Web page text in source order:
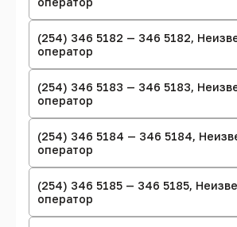
(254) 346 5182 — 346 5182,
оператор
(254) 346 5183 — 346 5183,
оператор
(254) 346 5184 — 346 5184,
оператор
(254) 346 5185 — 346 5185,
оператор